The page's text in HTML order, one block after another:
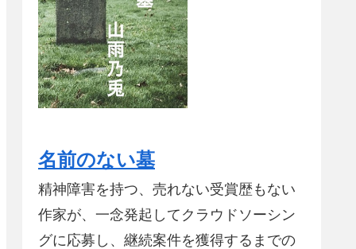
名前のない墓
精神障害を持つ、売れない受賞歴もない
作家が、一念発起してクラウドソーシン
グに応募し、継続案件を獲得するまでの